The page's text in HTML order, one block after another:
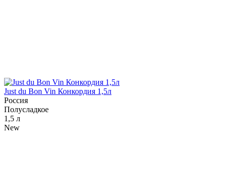
Just du Bon Vin Конкордия 1,5л
Россия
Полусладкое
1,5 л
New